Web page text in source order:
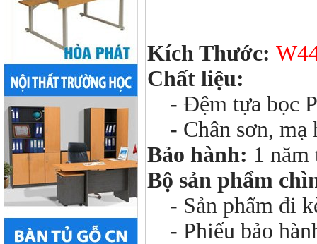
Kích Thước:
Chất liệu:
- Đệm tựa bọc
- Chân sơn, mạ
Bảo hành: 1 năm
Bộ sản phẩm
- Sản phẩm đi
- Phiếu bảo